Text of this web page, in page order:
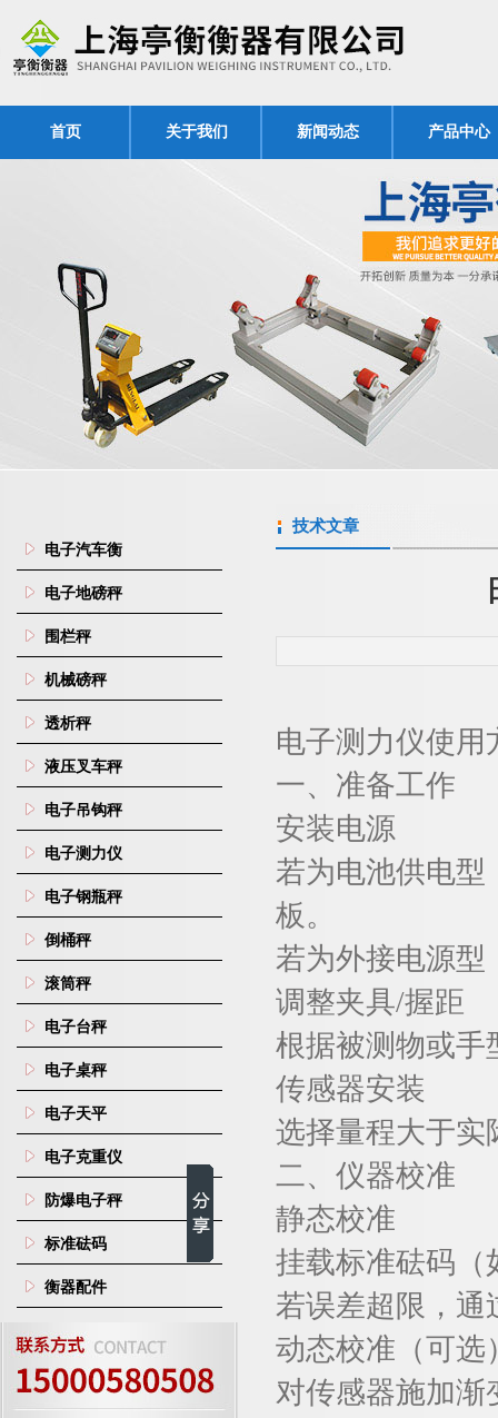
首页 关于我们 新闻动态 产品中心
电子汽车衡
电子地磅秤
围栏秤
机械磅秤
透析秤
液压叉车秤
电子吊钩秤
电子测力仪
电子钢瓶秤
倒桶秤
滚筒秤
电子台秤
电子桌秤
电子天平
电子克重仪
防爆电子秤
标准砝码
衡器配件
技术文章
电子测力仪使
一、 准备工作
安装电源
若为电池供电型
板。
若为外接电源型
调整夹具/握距
根据被测物或手
传感器安装
选择量程大于实
二、 仪器校准
静态校准
挂载标准砝码（
若误差超限，通
动态校准（可选
对传感器施加渐